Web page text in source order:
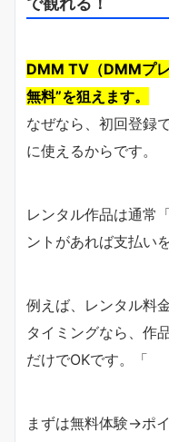
DMM TV（DMMプ
無料”を狙えます。
なぜなら、初回登録
に使えるからです。
レンタル作品は通常
ントがあれば支払い
例えば、レンタル料
タイミングなら、作
だけでOKです。「
まずは無料体験→ポ